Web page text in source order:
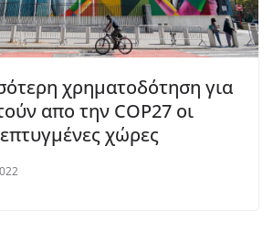
χρηματοδότηση για
απο την COP27 οι
χώρες